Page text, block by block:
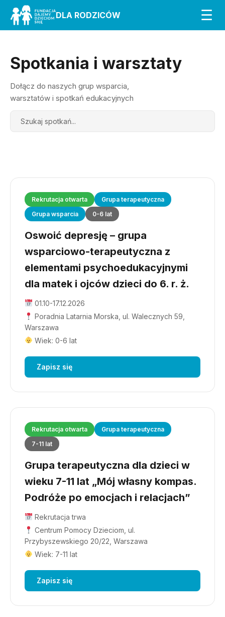
DLA RODZICÓW ☰
Spotkania i warsztaty
Dołącz do naszych grup wsparcia,
warsztatów i spotkań edukacyjnych
Search
Rekrutacja otwarta
Grupa terapeutyczna
Grupa wsparcia
0-6 lat
Oswoić depresję – grupa
wsparciowo-terapeutyczna z
elementami psychoedukacyjnymi
dla matek i ojców dzieci do 6. r. ż.
01.10-17.12.2026
Poradnia Latarnia Morska, ul. Walecznych 59,
Warszawa
Wiek: 0-6 lat
Zapisz się
Rekrutacja otwarta
Grupa terapeutyczna
7-11 lat
Grupa terapeutyczna dla dzieci w
wieku 7-11 lat „Mój własny kompas.
Podróże po emocjach i relacjach”
Rekrutacja trwa
Centrum Pomocy Dzieciom, ul.
Przybyszewskiego 20/22, Warszawa
Wiek: 7-11 lat
Zapisz się